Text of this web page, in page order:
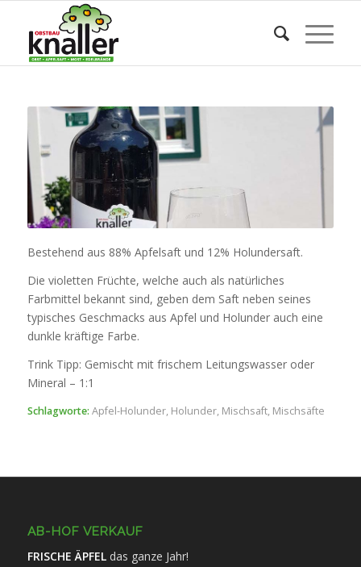
Bestehend aus 88% Apfelsaft und 12% Holundersaft.
Die violetten Früchte, welche auch als natürliches
Farbmittel bekannt sind, geben dem Saft neben seines
typisches Geschmacks aus Apfel und Holunder auch eine
dunkle kräftige Farbe.
Trink Tipp: Gemischt mit frischem Leitungswasser oder
Mineral – 1:1
Schlagworte: Apfel-Holunder, Holunder, Mischsaft, Mischsäfte
AB-HOF VERKAUF
FRISCHE ÄPFELdas ganze Jahr!